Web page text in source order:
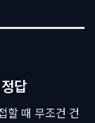
답
할 때 무조건 건